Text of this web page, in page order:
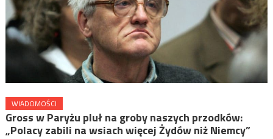
WIADOMOŚCI
Gross w Paryżu pluł na groby naszych przodków:
„Polacy zabili na wsiach więcej Żydów niż Niemcy”